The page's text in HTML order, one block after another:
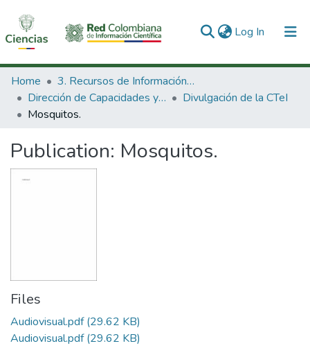
Log In (current)
Communities & Collections
All of DSpace
Home
3. Recursos de Información Científica y Tecnológica
Dirección de Capacidades y Divulgación de la CTeI
Divulgación de la CTeI
Mosquitos.
Publication: Mosquitos.
Files
Audiovisual.pdf(29.62 KB)
Audiovisual.pdf(29.62 KB)